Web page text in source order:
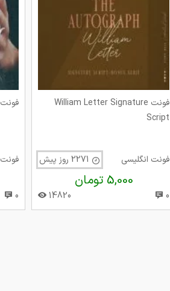
فونت William Letter Signature
Script
فونت انگلیسی
5,000 تومان
0
14820
فونت Wildflower Font
0